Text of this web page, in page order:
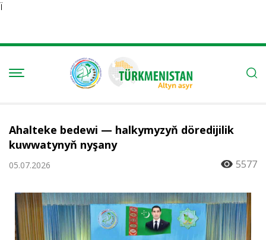
Ï
Ahalteke bedewi — halkymyzyň döredijilik
kuwwatynyň nyşany
05.07.2026 5577